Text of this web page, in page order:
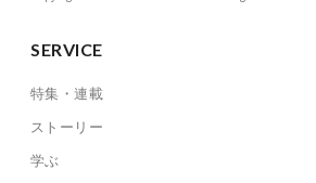
SERVICE
特集・連載
ストーリー
学ぶ